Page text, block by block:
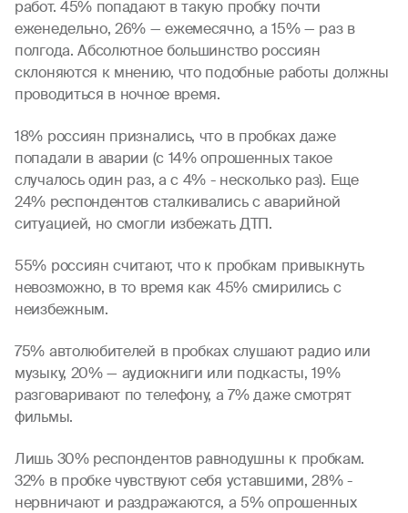
работ. 45% попадают в такую пробку почти
еженедельно, 26% — ежемесячно, а 15% — раз в
полгода. Абсолютное большинство россиян
склоняются к мнению, что подобные работы должны
проводиться в ночное время.
18% россиян признались, что в пробках даже
попадали в аварии (с 14% опрошенных такое
случалось один раз, а с 4% - несколько раз). Еще
24% респондентов сталкивались с аварийной
ситуацией, но смогли избежать ДТП.
55% россиян считают, что к пробкам привыкнуть
невозможно, в то время как 45% смирились с
неизбежным.
75% автолюбителей в пробках слушают радио или
музыку, 20% — аудиокниги или подкасты, 19%
разговаривают по телефону, а 7% даже смотрят
фильмы.
Лишь 30% респондентов равнодушны к пробкам.
32% в пробке чувствуют себя уставшими, 28% -
нервничают и раздражаются, а 5% опрошенных